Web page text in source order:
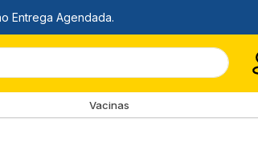
Vacinas